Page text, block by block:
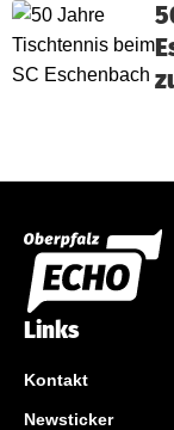
Links
Kontakt
Newsticker